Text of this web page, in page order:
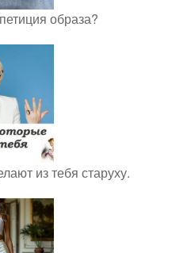
образа?
из тебя старуху.